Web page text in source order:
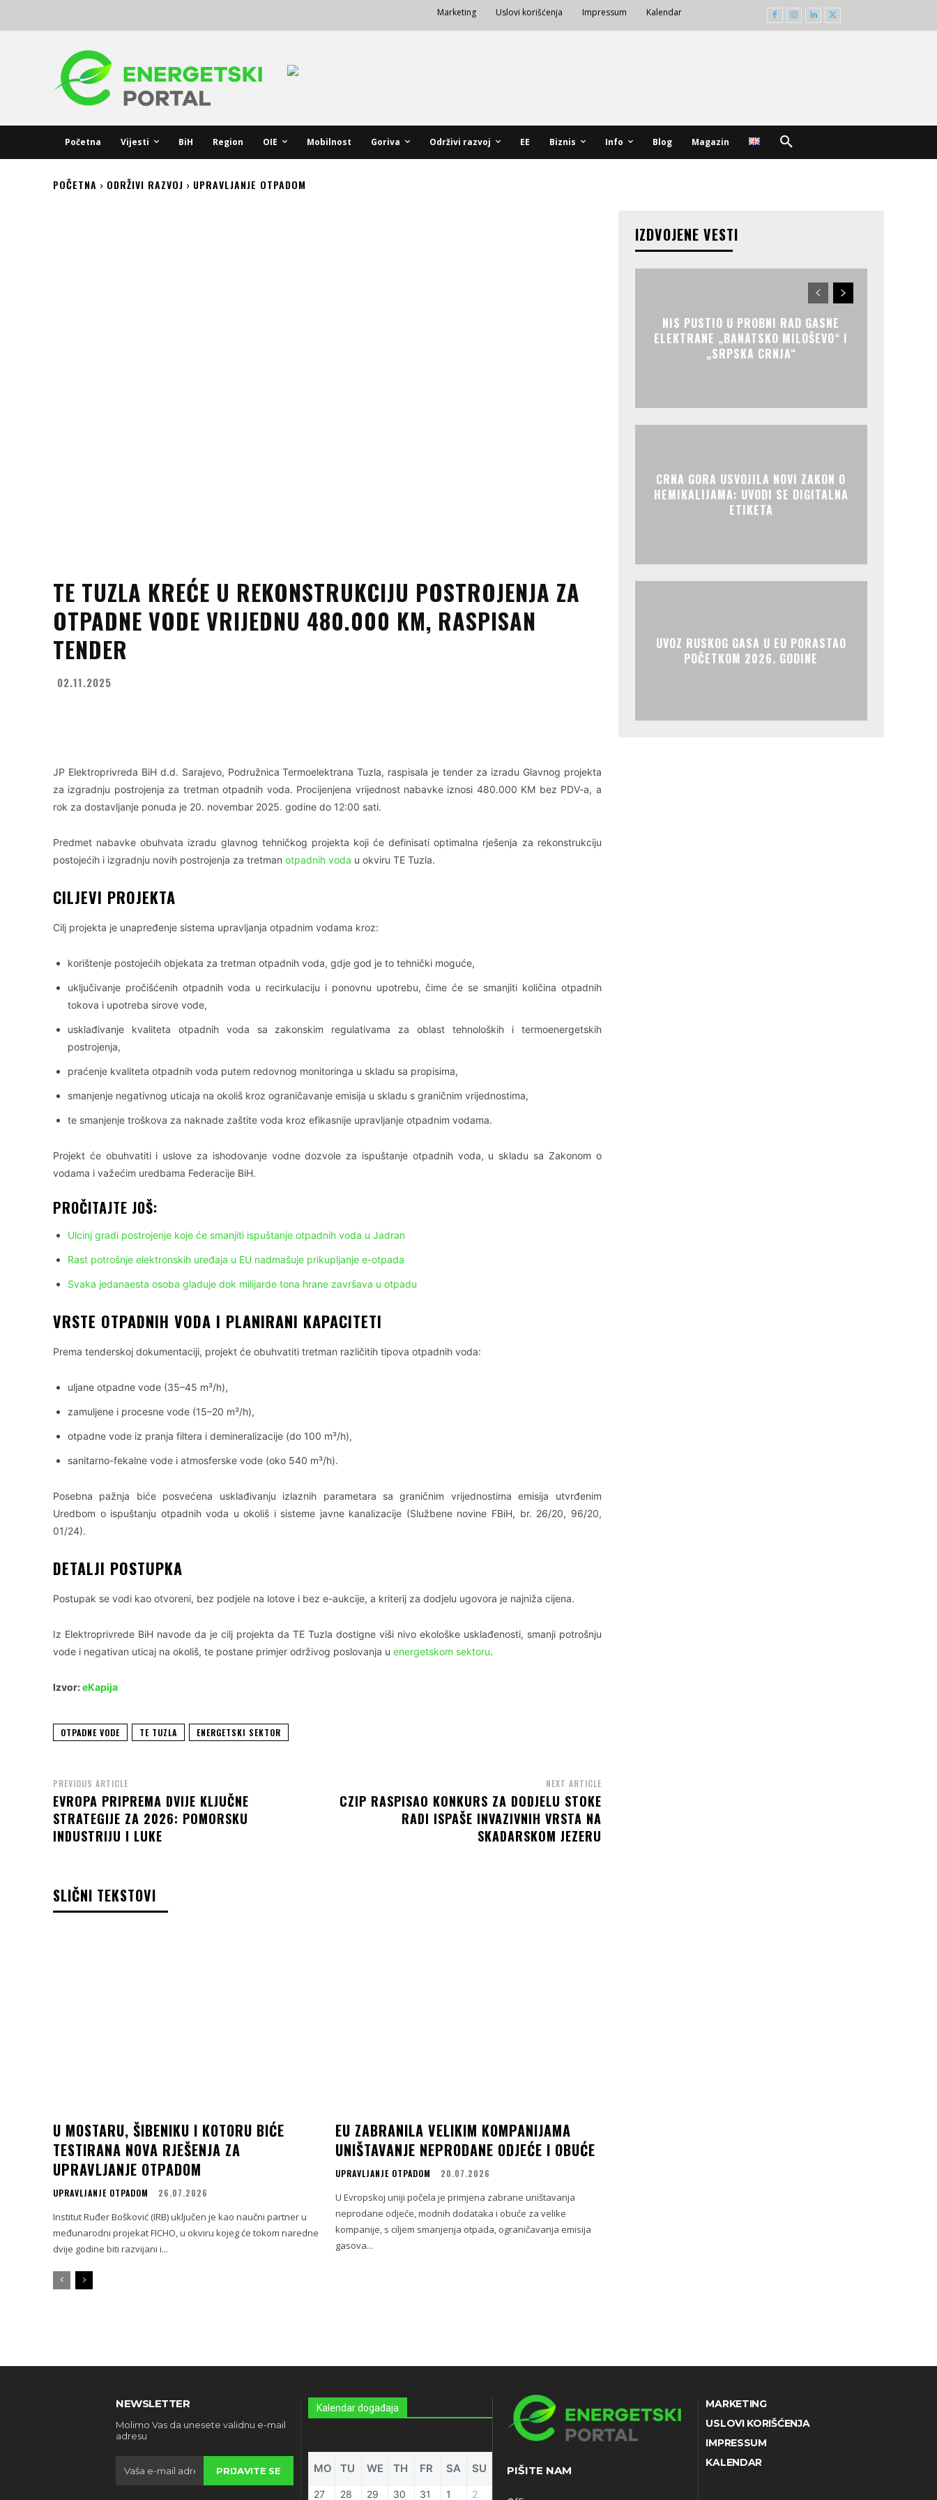
Marketing Uslovi korišćenja Impressum Kalendar
Početna Vijesti BiH Region OIE Mobilnost Goriva Održivi razvoj EE Biznis Info Blog Magazin
POČETNA ODRŽIVI RAZVOJ UPRAVLJANJE OTPADOM
TE TUZLA KREĆE U REKONSTRUKCIJU POSTROJENJA ZA
OTPADNE VODE VRIJEDNU 480.000 KM, RASPISAN
TENDER
02.11.2025
JP Elektroprivreda BiH d.d. Sarajevo, Podružnica Termoelektrana Tuzla, raspisala je tender za izradu Glavnog projekta
za izgradnju postrojenja za tretman otpadnih voda. Procijenjena vrijednost nabavke iznosi 480.000 KM bez PDV-a, a
rok za dostavljanje ponuda je 20. novembar 2025. godine do 12:00 sati.
Predmet nabavke obuhvata izradu glavnog tehničkog projekta koji će definisati optimalna rješenja za rekonstrukciju
postojećih i izgradnju novih postrojenja za tretman otpadnih voda u okviru TE Tuzla.
CILJEVI PROJEKTA
Cilj projekta je unapređenje sistema upravljanja otpadnim vodama kroz:
korištenje postojećih objekata za tretman otpadnih voda, gdje god je to tehnički moguće,
uključivanje pročišćenih otpadnih voda u recirkulaciju i ponovnu upotrebu, čime će se smanjiti količina otpadnih
tokova i upotreba sirove vode,
usklađivanje kvaliteta otpadnih voda sa zakonskim regulativama za oblast tehnoloških i termoenergetskih
postrojenja,
praćenje kvaliteta otpadnih voda putem redovnog monitoringa u skladu sa propisima,
smanjenje negativnog uticaja na okoliš kroz ograničavanje emisija u skladu s graničnim vrijednostima,
te smanjenje troškova za naknade zaštite voda kroz efikasnije upravljanje otpadnim vodama.
Projekt će obuhvatiti i uslove za ishodovanje vodne dozvole za ispuštanje otpadnih voda, u skladu sa Zakonom o
vodama i važećim uredbama Federacije BiH.
PROČITAJTE JOŠ:
Ulcinj gradi postrojenje koje će smanjiti ispuštanje otpadnih voda u Jadran
Rast potrošnje elektronskih uređaja u EU nadmašuje prikupljanje e-otpada
Svaka jedanaesta osoba gladuje dok milijarde tona hrane završava u otpadu
VRSTE OTPADNIH VODA I PLANIRANI KAPACITETI
Prema tenderskoj dokumentaciji, projekt će obuhvatiti tretman različitih tipova otpadnih voda:
uljane otpadne vode (35–45 m³/h),
zamuljene i procesne vode (15–20 m³/h),
otpadne vode iz pranja filtera i demineralizacije (do 100 m³/h),
sanitarno-fekalne vode i atmosferske vode (oko 540 m³/h).
Posebna pažnja biće posvećena usklađivanju izlaznih parametara sa graničnim vrijednostima emisija utvrđenim
Uredbom o ispuštanju otpadnih voda u okoliš i sisteme javne kanalizacije (Službene novine FBiH, br. 26/20, 96/20,
01/24).
DETALJI POSTUPKA
Postupak se vodi kao otvoreni, bez podjele na lotove i bez e-aukcije, a kriterij za dodjelu ugovora je najniža cijena.
Iz Elektroprivrede BiH navode da je cilj projekta da TE Tuzla dostigne viši nivo ekološke usklađenosti, smanji potrošnju
vode i negativan uticaj na okoliš, te postane primjer održivog poslovanja u energetskom sektoru.
Izvor:eKapija
OTPADNE VODE TE TUZLA ENERGETSKI SEKTOR
PREVIOUS ARTICLE
EVROPA PRIPREMA DVIJE KLJUČNE
STRATEGIJE ZA 2026: POMORSKU
INDUSTRIJU I LUKE
NEXT ARTICLE
CZIP RASPISAO KONKURS ZA DODJELU STOKE
RADI ISPAŠE INVAZIVNIH VRSTA NA
SKADARSKOM JEZERU
SLIČNI TEKSTOVI
U MOSTARU, ŠIBENIKU I KOTORU BIĆE
TESTIRANA NOVA RJEŠENJA ZA
UPRAVLJANJE OTPADOM
UPRAVLJANJE OTPADOM 26.07.2026
Institut Ruđer Bošković (IRB) uključen je kao naučni partner u
međunarodni projekat FICHO, u okviru kojeg će tokom naredne
dvije godine biti razvijani i...
EU ZABRANILA VELIKIM KOMPANIJAMA
UNIŠTAVANJE NEPRODANE ODJEĆE I OBUĆE
UPRAVLJANJE OTPADOM 20.07.2026
U Evropskoj uniji počela je primjena zabrane uništavanja
neprodane odjeće, modnih dodataka i obuće za velike
kompanije, s ciljem smanjenja otpada, ograničavanja emisija
gasova...
IZDVOJENE VESTI
NIS PUSTIO U PROBNI RAD GASNE
ELEKTRANE „BANATSKO MILOŠEVO“ I
„SRPSKA CRNJA“
CRNA GORA USVOJILA NOVI ZAKON O
HEMIKALIJAMA: UVODI SE DIGITALNA
ETIKETA
UVOZ RUSKOG GASA U EU PORASTAO
POČETKOM 2026. GODINE
NEWSLETTER
Molimo Vas da unesete validnu e-mail
adresu
PRIJAVITE SE
Kalendar događaja
MO TU WE TH FR SA SU
27 28 29 30 31 1 2
PIŠITE NAM
MARKETING
USLOVI KORIŠĆENJA
IMPRESSUM
KALENDAR